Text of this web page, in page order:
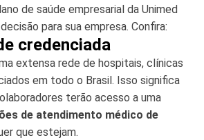
de saúde empresarial da Unimed
para sua empresa. Confira:
credenciada
extensa rede de hospitais, clínicas
em todo o Brasil. Isso significa
terão acesso a uma
de atendimento médico de
que estejam.